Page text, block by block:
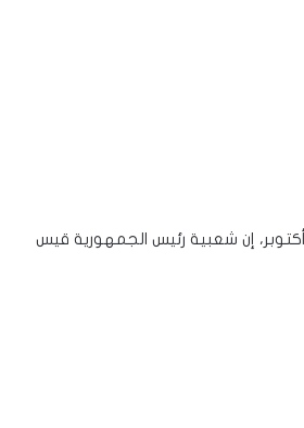
قال الكرونيكور مراد الزغيدي على راديو إي أف أم اليوم الخميس 22 أكتوبر، إن شعبية رئيس الجمهورية قيس